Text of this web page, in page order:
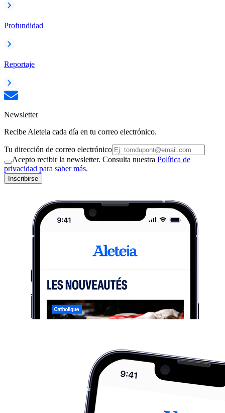
Profundidad
Reportaje
Newsletter
Recibe Aleteia cada día en tu correo electrónico.
Tu dirección de correo electrónico
Acepto recibir la newsletter. Consulta nuestra Política de
privacidad para saber más.
Inscribirse